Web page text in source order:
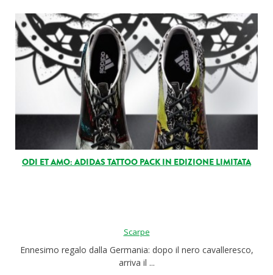
ODI ET AMO: ADIDAS TATTOO PACK IN EDIZIONE LIMITATA
Scarpe
Ennesimo regalo dalla Germania: dopo il nero cavalleresco,
arriva il ...